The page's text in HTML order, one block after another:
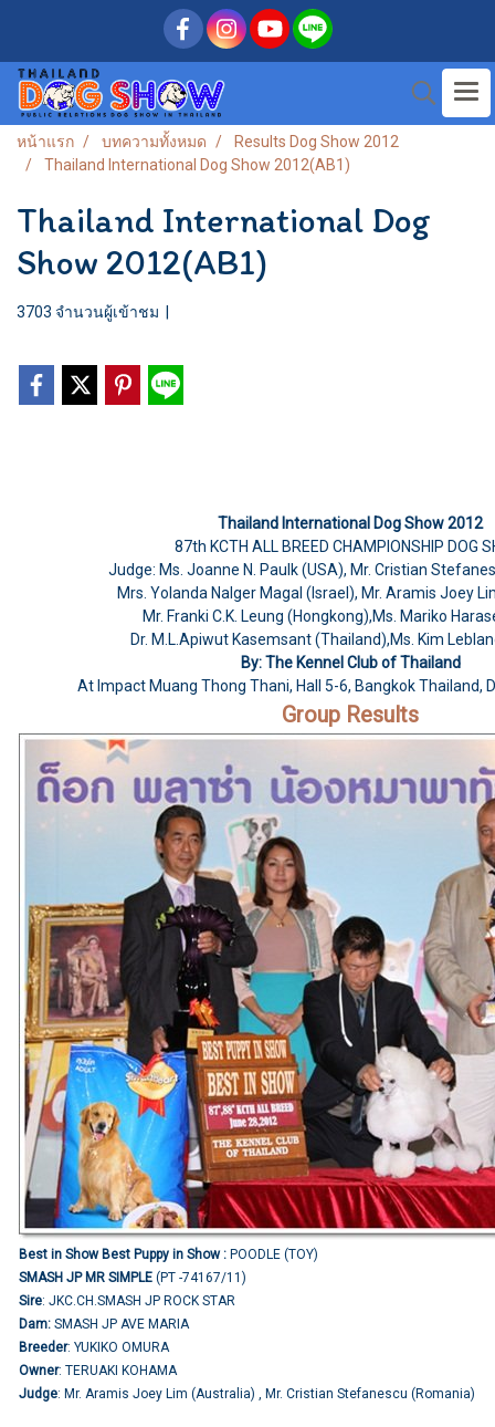
หน้าแรก บทความทั้งหมด
Results Dog Show 2012
Thailand International Dog Show 2012(AB1)
Thailand International Dog
Show 2012(AB1)
3703 จำนวนผู้เข้าชม
Thailand International Dog Show 2012
87th KCTH ALL BREED CHAMPIONSHIP DOG
Judge: Ms. Joanne N. Paulk (USA), Mr. Cristian
Mrs. Yolanda Nalger Magal (Israel), Mr. Aramis Joey
Mr. Franki C.K. Leung (Hongkong),Ms. Mariko
Dr. M.L.Apiwut Kasemsant (Thailand),Ms. Kim
By: The Kennel Club of Thailand
At Impact Muang Thong Thani, Hall 5-6, Bangkok Thailand,
Group Results
Best in Show Best Puppy in Show : POODLE (TOY)
SMASH JP MR SIMPLE (PT -74167/11)
Sire: JKC.CH.SMASH JP ROCK STAR
Dam: SMASH JP AVE MARIA
Breeder: YUKIKO OMURA
Owner: TERUAKI KOHAMA
Judge: Mr. Aramis Joey Lim (Australia) , Mr. Cristian Stefanescu (Romania)